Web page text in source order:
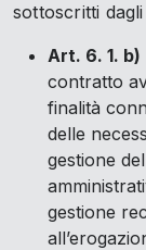
sottoscritti
Art. 6. 1. b)
contratto
finalità
delle
gestione
gestione